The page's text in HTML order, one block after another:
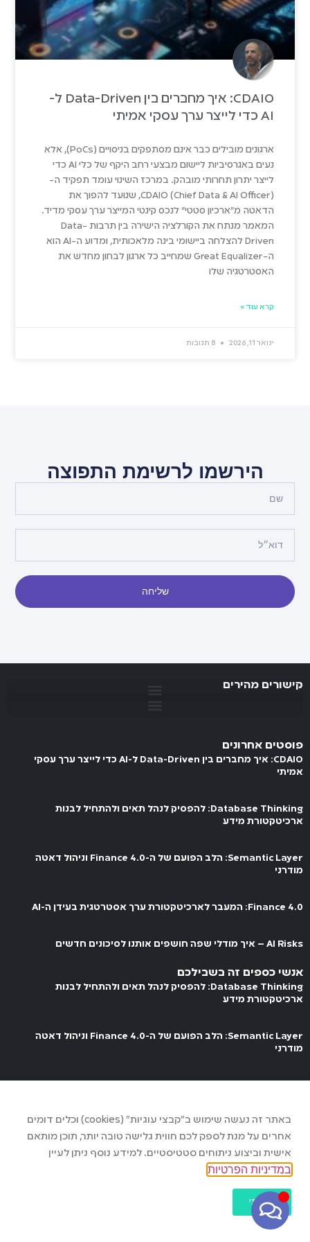
CDAIO: איך מחברים בין Data-Driven ל-
AI כדי לייצר ערך עסקי אמיתי
ארגונים מובילים כבר אינם מסתפקים בניסויים (PoCs), אלא
נעים באגרסיביות ליישום מבצעי רחב היקף של כלי AI כדי
לייצר יתרון תחרותי מובהק. במרכז השינוי עומד תפקיד ה-
CDAIO (Chief Data & AI Officer), שנועד להפוך את
הדאטה מ"ארכיון סטטי" לנכס קינטי המייצר ערך עסקי מדיד.
המאמר מנתח את הקורלציה הישירה בין תרבות Data-
Driven להצלחה ביישומי בינה מלאכותית, ומדוע ה-AI הוא
ה-Great Equalizer שמחייב כל ארגון לבחון מחדש את
האסטרטגיה שלו
קרא עוד »
ינואר 11, 2026 8 תגובות
הירשמו לרשימת התפוצה
שליחה
קישורים מהירים
פוסטים אחרונים
CDAIO: איך מחברים בין Data-Driven ל-AI כדי לייצר ערך עסקי
אמיתי
Database Thinking: להפסיק לנהל תאים ולהתחיל לבנות
ארכיטקטורת מידע
Semantic Layer: הלב הפועם של ה-Finance 4.0 וניהול דאטה
מודרני
Finance 4.0: המעבר לארכיטקטורת ערך אסטרטגית בעידן ה-AI
AI Risks – איך מודלי שפה חושפים אותנו לסיכונים חדשים
אנשי כספים זה בשבילכם
Database Thinking: להפסיק לנהל תאים ולהתחיל לבנות
ארכיטקטורת מידע
Semantic Layer: הלב הפועם של ה-Finance 4.0 וניהול דאטה
מודרני
Microsoft Fabric & Power BI Web – שלב אחר שלב לדשבורד
מהפכת הדאטה : Microsoft Fabric Medallion Architecture
עקבו אחרינו
באתר זה נעשה שימוש ב"קבצי עוגיות" (cookies) וכלים דומים
אחרים על מנת לספק לכם חווית גלישה טובה יותר, תוכן מותאם
אישית וביצוע ניתוחים סטטיסטיים. למידע נוסף ניתן לעיין
במדיניות הפרטיות
קראתי